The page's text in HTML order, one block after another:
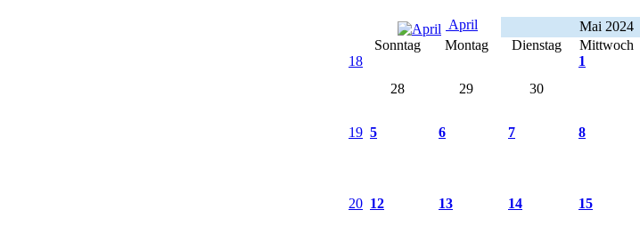
April Mai 2024
Sonntag
Montag Dienstag Mittwoch
18
28
29 30
1
19 5 6 7 8
20 12 13 14 15